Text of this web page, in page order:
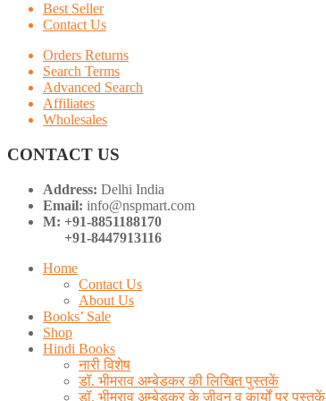
Best Seller
Contact Us
Orders Returns
Search Terms
Advanced Search
Affiliates
Wholesales
CONTACT US
Address: Delhi India
Email: info@nspmart.com
M: +91-8851188170
+91-8447913116
Home
Contact Us
About Us
Books’ Sale
Shop
Hindi Books
नारी विशेष
डॉ. भीमराव अम्बेडकर की लिखित पुस्तकें
डॉ. भीमराव अम्बेडकर के जीवन व कार्यों पर पुस्तकें